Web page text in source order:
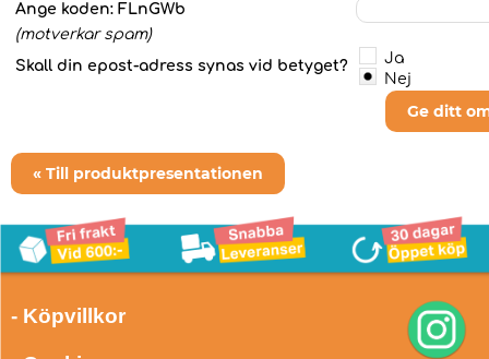
Ange koden: FLnGWb
(motverkar spam)
Skall din epost-adress synas vid betyget?
Ja
Nej
Ge ditt
« Till produktpresentationen
- Köpvillkor